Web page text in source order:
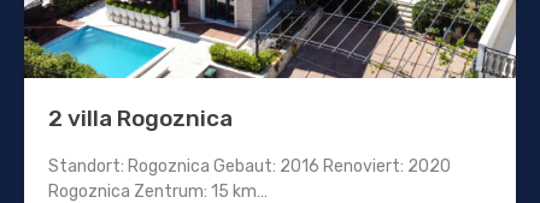
2 villa Rogoznica
Standort: Rogoznica Gebaut: 2016 Renoviert: 2020
Rogoznica Zentrum: 15 km…